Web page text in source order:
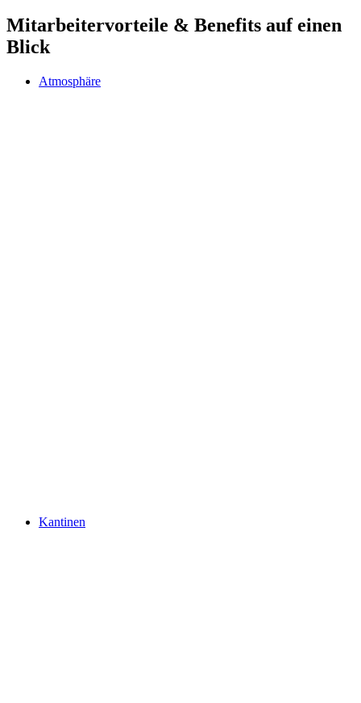
Mitarbeitervorteile & Benefits auf einen
Blick
Atmosphäre
Kantinen